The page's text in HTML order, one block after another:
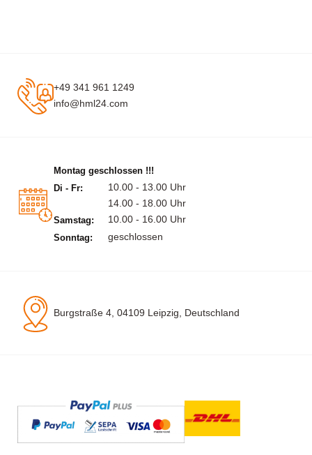
+49 341 961 1249
info@hml24.com
Montag geschlossen !!!
Di - Fr:
10.00 - 13.00 Uhr
14.00 - 18.00 Uhr
Samstag: 10.00 - 16.00 Uhr
Sonntag: geschlossen
Burgstraße 4, 04109 Leipzig, Deutschland